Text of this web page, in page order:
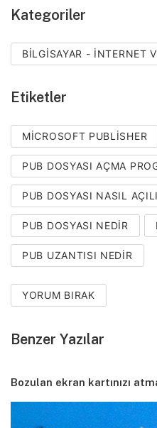
Kategoriler
BILGISAYAR - İNTERNET
Etiketler
MICROSOFT PUBLISHER
PUB DOSYASI AÇMA
PUB DOSYASI NASIL
PUB DOSYASI NEDIR
PUB UZANTISI NEDIR
YORUM BIRAK
Benzer Yazılar
Bozulan ekran kartınızı